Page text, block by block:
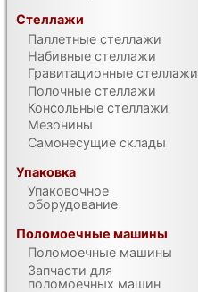
Стеллажи
Паллетные стеллажи
Набивные стеллажи
Гравитационные стеллажи
Полочные стеллажи
Консольные стеллажи
Мезонины
Самонесущие склады
Упаковка
Упаковочное
оборудование
Поломоечные машины
Поломоечные машины
Запчасти для
поломоечных машин